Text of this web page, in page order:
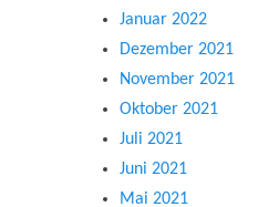
Januar 2022
Dezember 2021
November 2021
Oktober 2021
Juli 2021
Juni 2021
Mai 2021